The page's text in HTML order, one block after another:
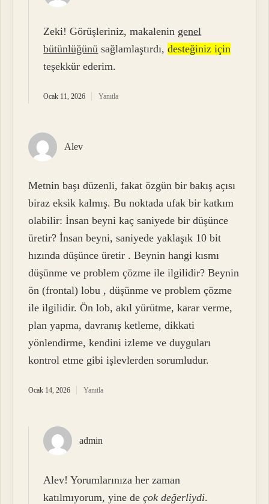
Zeki! Görüşleriniz, makalenin genel
bütünlüğünü sağlamlaştırdı,desteğiniz için
teşekkür ederim.
Ocak 11, 2026 Yanıtla
Alev
Metnin başı düzenli, fakat özgün bir bakış açısı
biraz eksik kalmış. Bu noktada ufak bir katkım
olabilir: İnsan beyni kaç saniyede bir düşünce
üretir? İnsan beyni, saniyede yaklaşık 10 bit
hızında düşünce üretir . Beynin hangi kısmı
düşünme ve problem çözme ile ilgilidir? Beynin
ön (frontal) lobu , düşünme ve problem çözme
ile ilgilidir. Ön lob, akıl yürütme, karar verme,
plan yapma, davranış ketleme, dikkati
yönlendirme, kendini izleme ve duyguları
kontrol etme gibi işlevlerden sorumludur.
Ocak 14, 2026 Yanıtla
admin
Alev! Yorumlarınıza her zaman
katılmıyorum, yine deçok değerliydi.